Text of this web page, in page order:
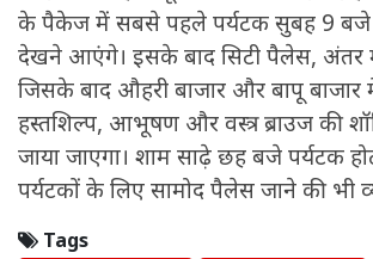
के पैकेज में सबसे पहले पर्यटक सुबह 9
देखने आएंगे। इसके बाद सिटी पैलेस, अंतर
जिसके बाद औहरी बाजार और बापू बाजार
हस्तशिल्प, आभूषण और वस्त्र ब्राउज की
जाया जाएगा। शाम साढ़े छह बजे पर्यटक
पर्यटकों के लिए सामोद पैलेस जाने की भी
Tags